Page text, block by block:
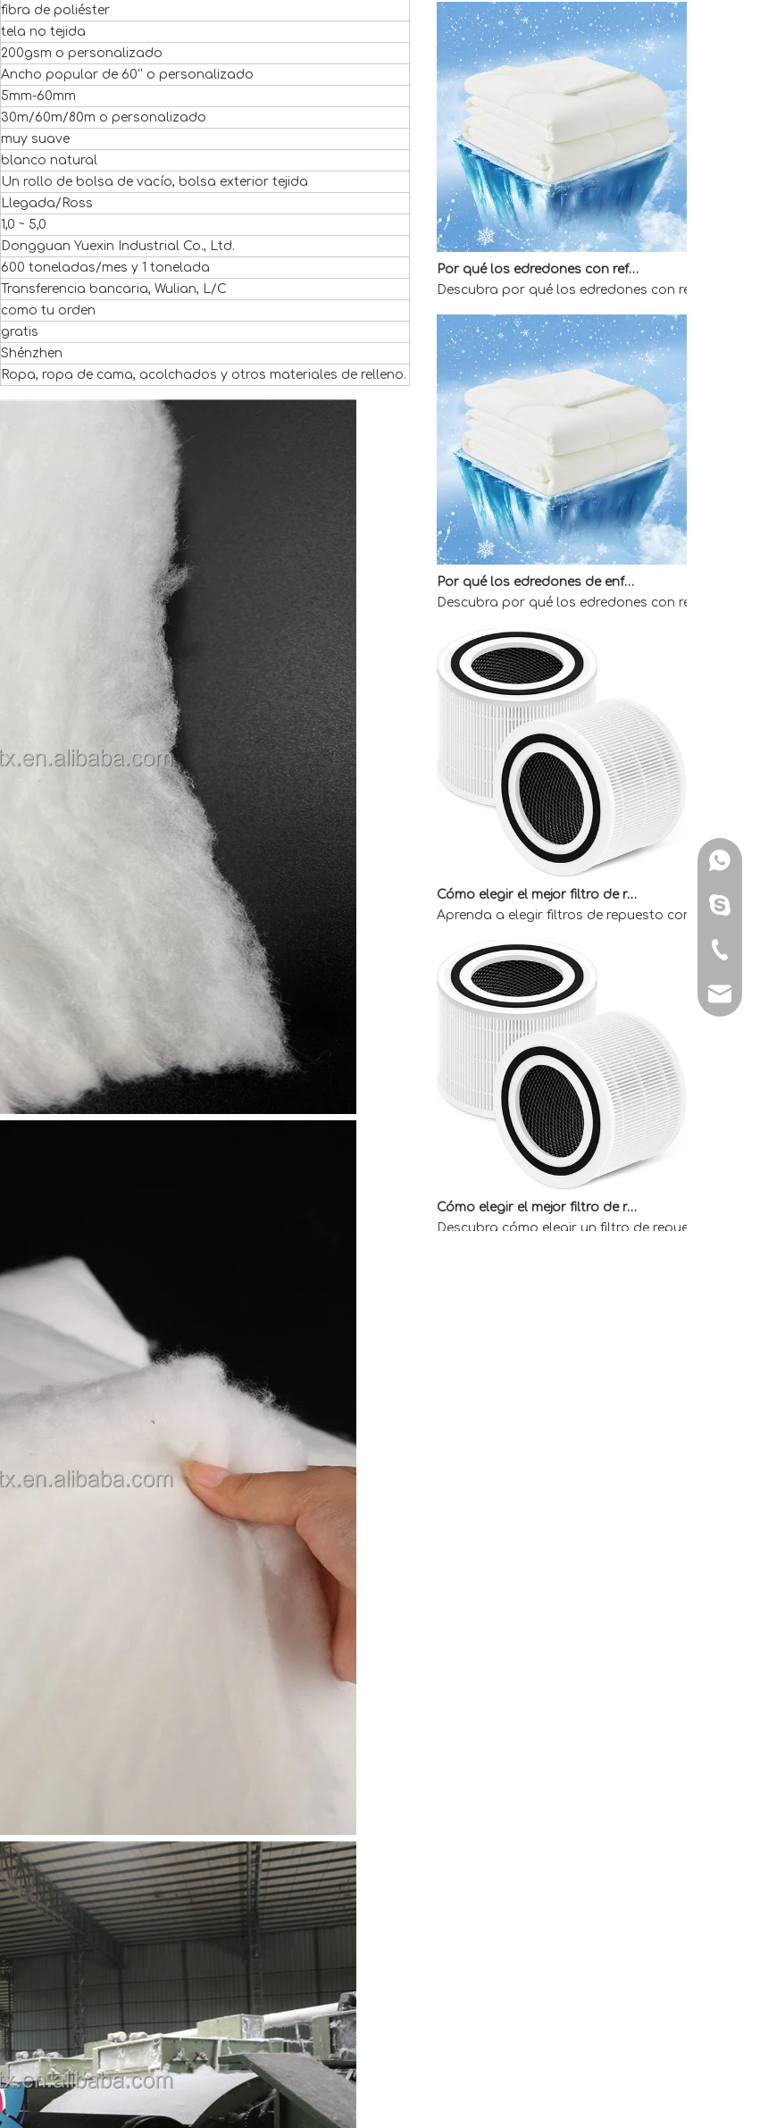
fibra de poliéster
tela no tejida
200gsm o personalizado
Ancho popular de 60'' o personalizado
5mm-60mm
30m/60m/80m o personalizado
muy suave
blanco natural
Un rollo de bolsa de vacío, bolsa exterior tejida
Llegada/Ross
1,0 ~ 5,0
Dongguan Yuexin Industrial Co., Ltd.
600 toneladas/mes y 1 tonelada
Transferencia bancaria, Wulian, L/C
como tu orden
gratis
Shénzhen
Ropa, ropa de cama, acolchados y otros materiales de relleno.
Por qué los edredones con refrigeración directa de fábrica son la mejor opción para quienes duermen calientes
Por qué los edredones de enfriamiento directo de fábrica son la mejor opción para quienes duermen calientes
Cómo elegir el mejor filtro de repuesto Core 300 para obtener aire interior limpio
Cómo elegir el mejor filtro de repuesto Core 300 para un aire interior más limpio
Skype:
Tel: +
E-mail: